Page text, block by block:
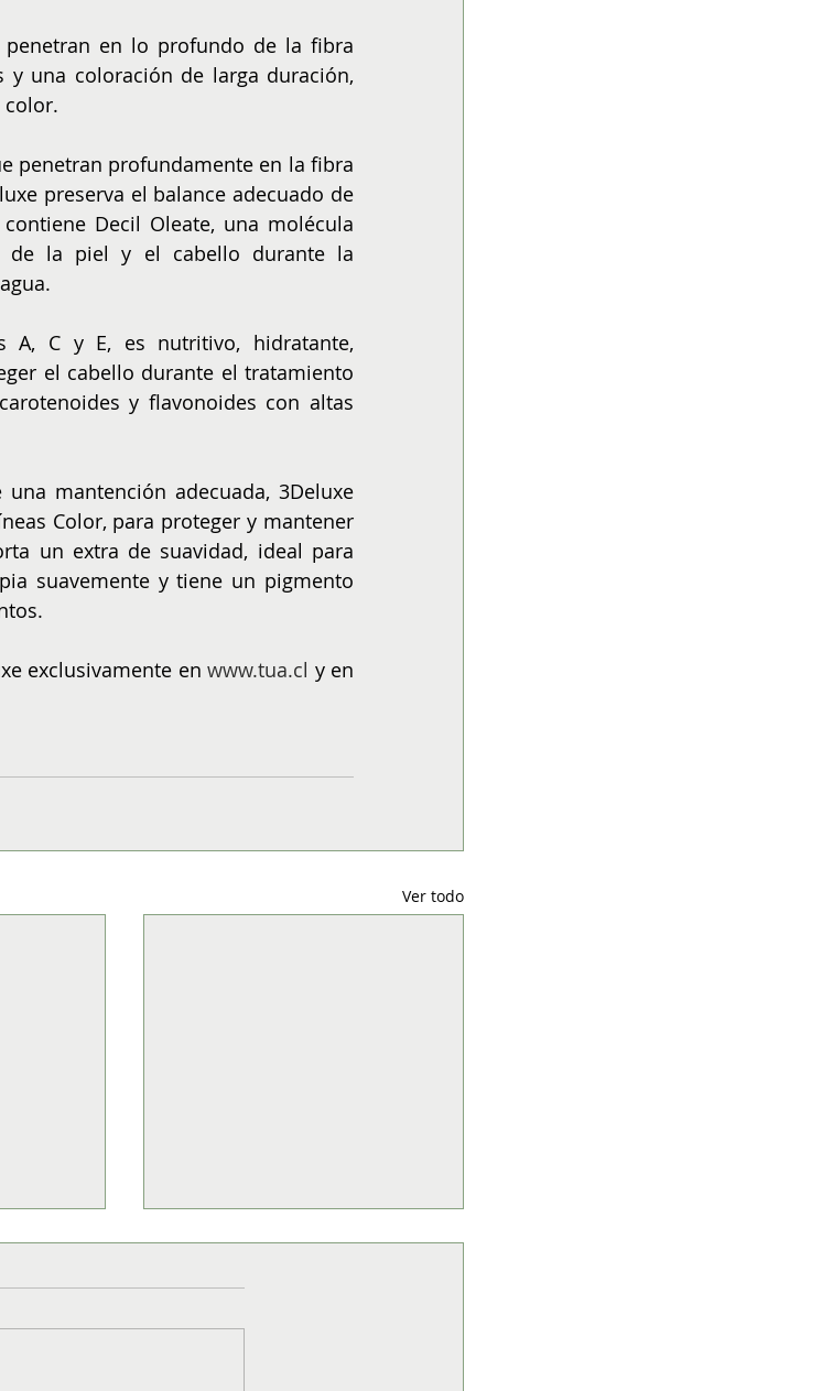
en lo profundo de la fibra
y una coloración de larga duración,
color.
penetran profundamente en la fibra
preserva el balance adecuado de
Decil Oleate, una molécula
de la piel y el cabello durante la
A, C y E, es nutritivo, hidratante,
el cabello durante el tratamiento
y flavonoides con altas
mantención adecuada, 3Deluxe
Color, para proteger y mantener
un extra de suavidad, ideal para
suavemente y tiene un pigmento
exclusivamente en www.tua.cl y en
Ver todo